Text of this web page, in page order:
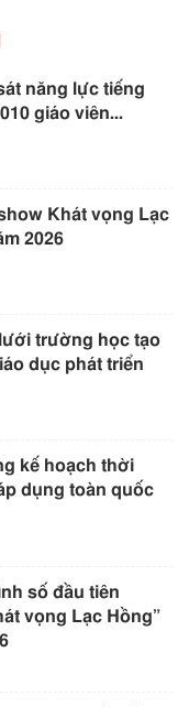
năng lực tiếng
giáo viên...
Khát vọng Lạc
2026
trường học tạo
dục phát triển
kế hoạch thời
dụng toàn quốc
số đầu tiên
vọng Lạc Hồng”